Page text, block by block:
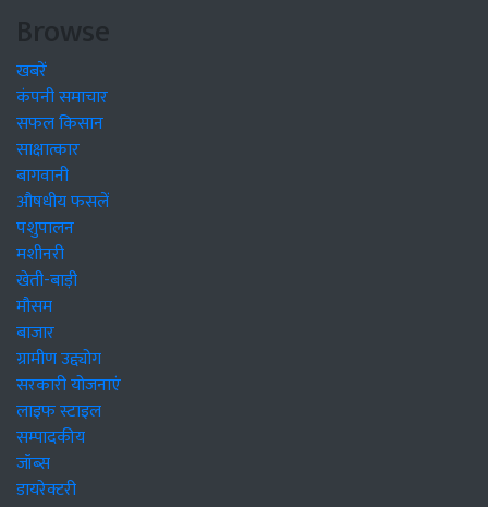
Browse
खबरें
कंपनी समाचार
सफल किसान
साक्षात्कार
बागवानी
औषधीय फसलें
पशुपालन
मशीनरी
खेती-बाड़ी
मौसम
बाजार
ग्रामीण उद्द्योग
सरकारी योजनाएं
लाइफ स्टाइल
सम्पादकीय
जॉब्स
डायरेक्टरी